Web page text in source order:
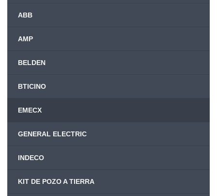
ABB
AMP
BELDEN
BTICINO
EMECX
GENERAL ELECTRIC
INDECO
KIT DE POZO A TIERRA